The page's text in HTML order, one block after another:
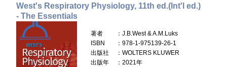
West's Respiratory Physiology, 11th ed.(Int'l ed.)
- The Essentials
著者
：J.B.West & A.M.Luks
ISBN
：978-1-975139-26-1
出版社
：WOLTERS KLUWER
出版年
：2021年